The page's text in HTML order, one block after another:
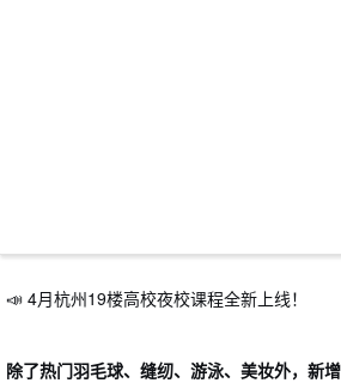
📣 4月杭州19楼高校夜校课程全新上线！
除了热门羽毛球、缝纫、游泳、美妆外，新